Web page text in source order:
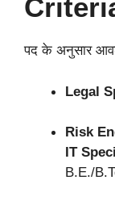
पद के अनुसार
Legal
Risk
IT
B.E./